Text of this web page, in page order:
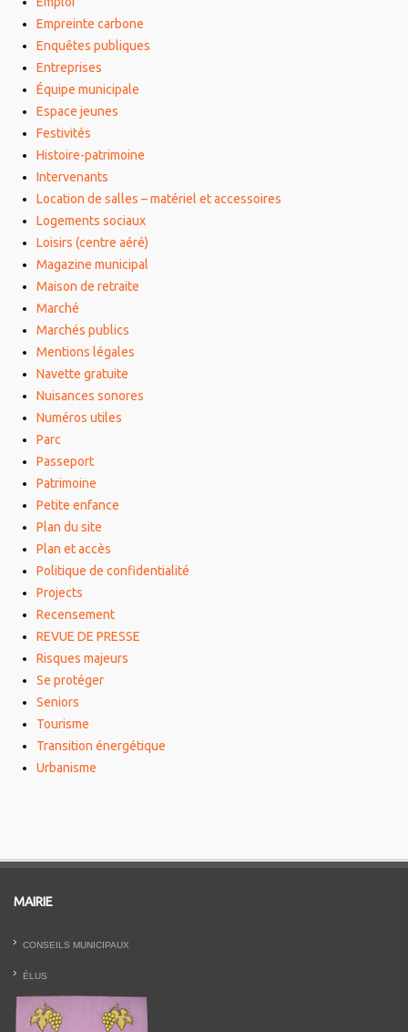
Empreinte carbone
Enquêtes publiques
Entreprises
Équipe municipale
Espace jeunes
Festivités
Histoire-patrimoine
Intervenants
Location de salles – matériel et accessoires
Logements sociaux
Loisirs (centre aéré)
Magazine municipal
Maison de retraite
Marché
Marchés publics
Mentions légales
Navette gratuite
Nuisances sonores
Numéros utiles
Parc
Passeport
Patrimoine
Petite enfance
Plan du site
Plan et accès
Politique de confidentialité
Projects
Recensement
REVUE DE PRESSE
Risques majeurs
Se protéger
Seniors
Tourisme
Transition énergétique
Urbanisme
MAIRIE
CONSEILS MUNICIPAUX
ÉLUS